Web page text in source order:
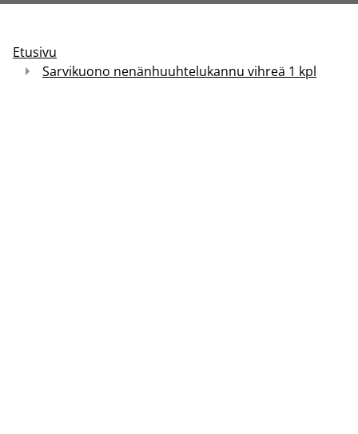
Etusivu
Sarvikuono nenänhuuhtelukannu vihreä 1 kpl